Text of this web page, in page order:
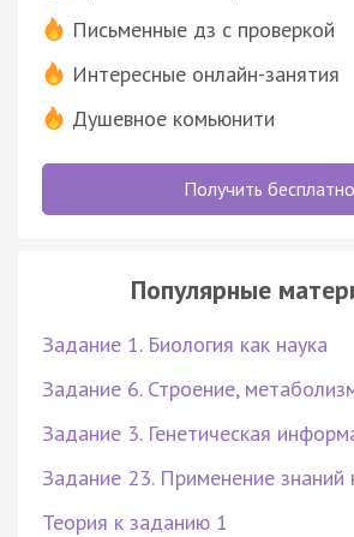
Письменные дз с проверкой
Интересные онлайн-занятия
Душевное комьюнити
Получить бесплатно
Популярные
Задание 1. Биология как наука
Задание 6. Строение,
Задание 3. Генетическая
Задание 23. Применение знаний
Теория к заданию 1